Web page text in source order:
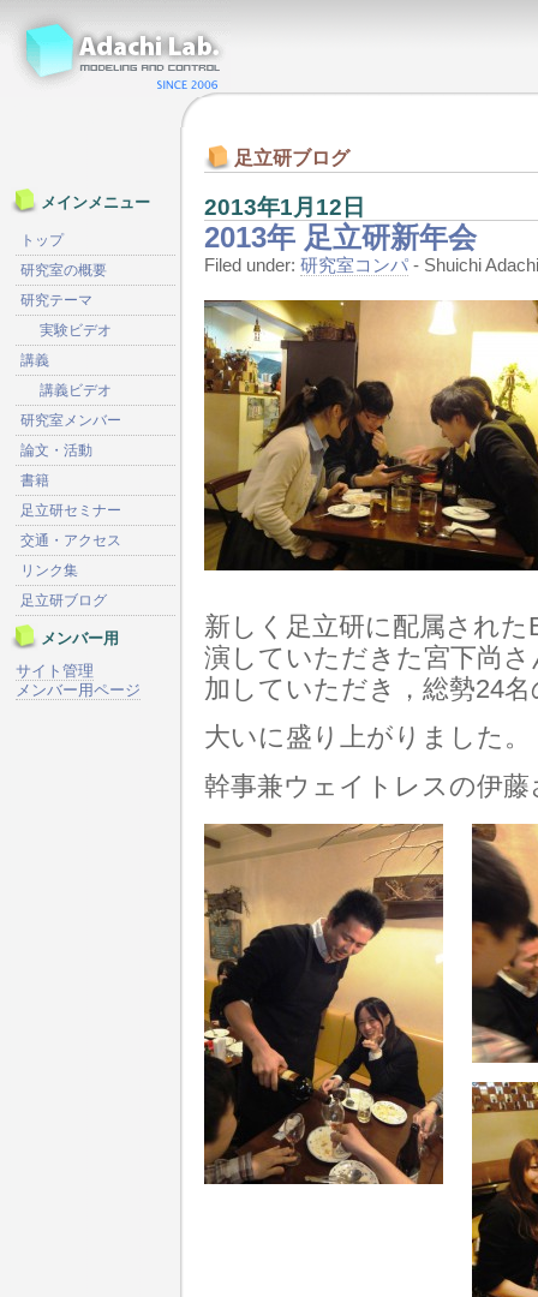
足立研ブログ
2013年1月12日
2013年 足立研新年会
Filed under: 研究室コンパ - Shuichi
新しく足立研に配属され
演していただきた宮下尚
加していただき，総勢24
大いに盛り上がりました。
幹事兼ウェイトレスの伊
メインメニュー
トップ
研究室の概要
研究テーマ
実験ビデオ
講義
講義ビデオ
研究室メンバー
論文・活動
書籍
足立研セミナー
交通・アクセス
リンク集
足立研ブログ
メンバー用
サイト管理
メンバー用ページ